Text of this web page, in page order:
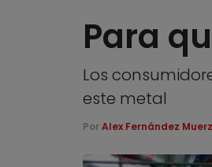
Para
Los
este metal
Por Alex Fernández